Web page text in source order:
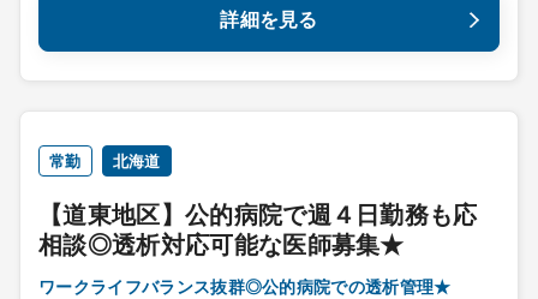
詳細を見る
常勤 北海道
【道東地区】公的病院で週４日勤務も応
相談◎透析対応可能な医師募集★
ワークライフバランス抜群◎公的病院での透析管理★